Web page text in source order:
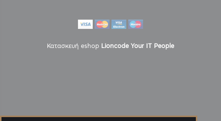
Κατασκευή eshop Lioncode Your IT People